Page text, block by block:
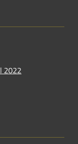
2022